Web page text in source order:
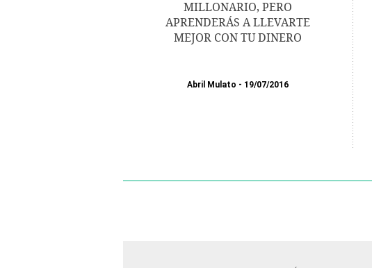
MILLONARIO, PERO
APRENDERÁS A LLEVARTE
MEJOR CON TU DINERO
Abril Mulato 19/07/2016